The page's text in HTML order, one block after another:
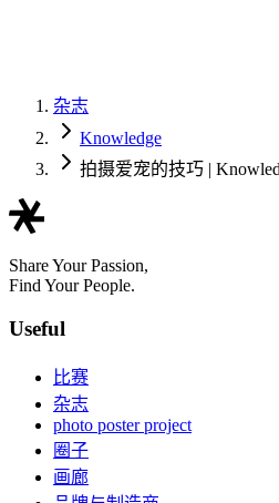
杂志
Knowledge
拍摄爱宠的技巧 |
Share Your Passion,
Find Your People.
Useful
比赛
杂志
photo poster project
圈子
画廊